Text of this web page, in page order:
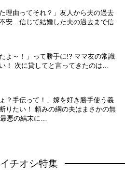
理由ってそれ？」友人から夫の過去
安…信じて結婚した夫の過去まで信
よ～！」って勝手に!? ママ友の常識
！ 次に貸してと言ってきたのは…
？手伝って！」嫁を好き勝手使う義
りたい！ 頼みの綱の夫はまさかの無
悪の結末に…
チオシ特集